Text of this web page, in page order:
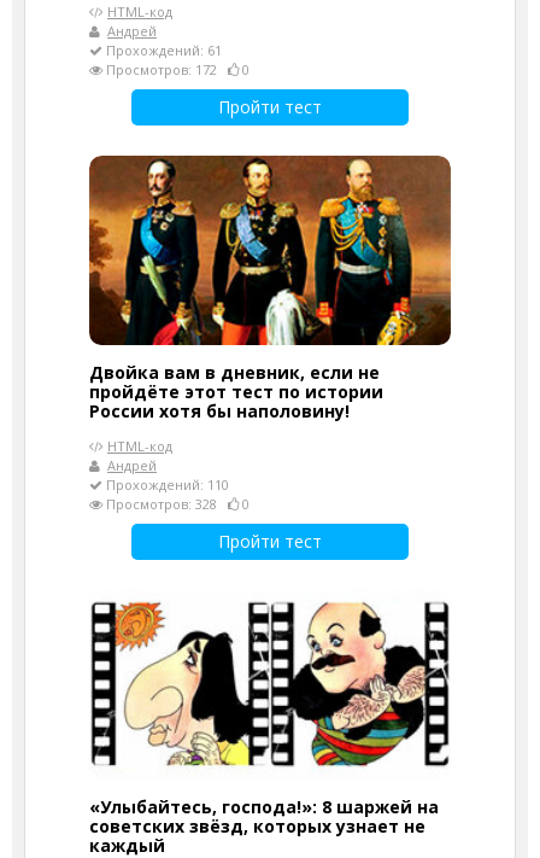
HTML-код
Андрей
Прохождений: 61
Просмотров: 172
0
Пройти тест
Двойка вам в дневник, если не
пройдёте этот тест по истории
России хотя бы наполовину!
HTML-код
Андрей
Прохождений: 110
Просмотров: 328
0
Пройти тест
«Улыбайтесь, господа!»: 8 шаржей на
советских звёзд, которых узнает не
каждый